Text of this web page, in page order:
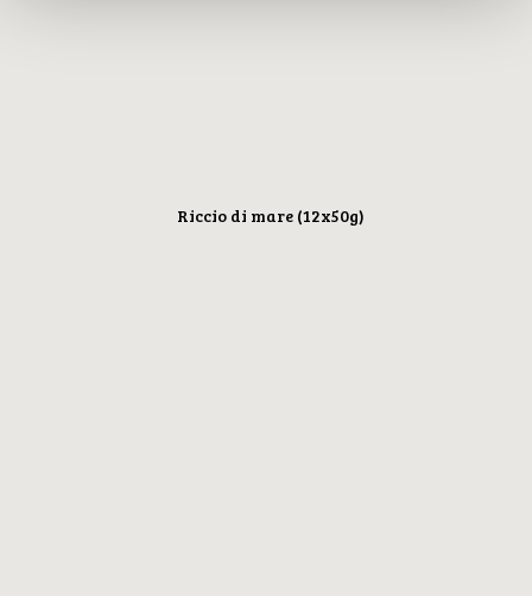
Riccio di mare (12x50g)